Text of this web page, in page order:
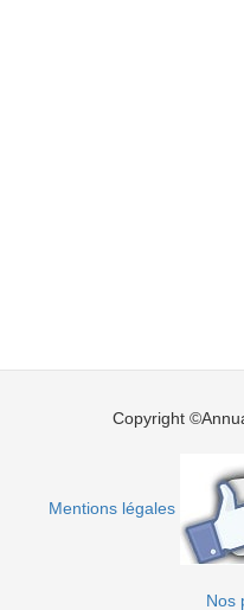
Copyright
Mentions légales
Nos